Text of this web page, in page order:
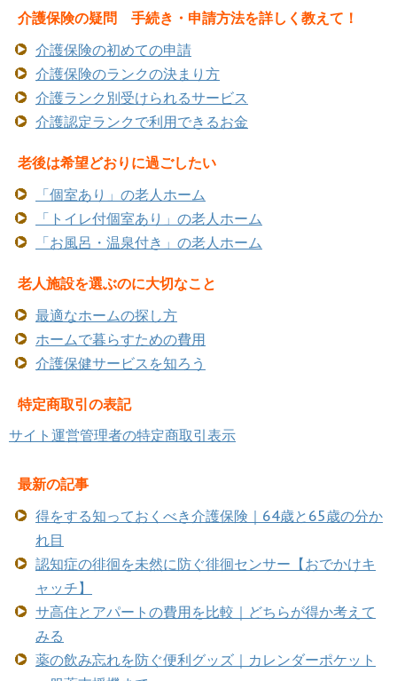
介護保険の疑問 手続き・申請方法を詳しく教えて！
介護保険の初めての申請
介護保険のランクの決まり方
介護ランク別受けられるサービス
介護認定ランクで利用できるお金
老後は希望どおりに過ごしたい
「個室あり」の老人ホーム
「トイレ付個室あり」の老人ホーム
「お風呂・温泉付き」の老人ホーム
老人施設を選ぶのに大切なこと
最適なホームの探し方
ホームで暮らすための費用
介護保健サービスを知ろう
特定商取引の表記
サイト運営管理者の特定商取引表示
最新の記事
得をする知っておくべき介護保険｜64歳と65歳の分か
れ目
認知症の徘徊を未然に防ぐ徘徊センサー【おでかけキ
ャッチ】
サ高住とアパートの費用を比較｜どちらが得か考えて
みる
薬の飲み忘れを防ぐ便利グッズ｜カレンダーポケット